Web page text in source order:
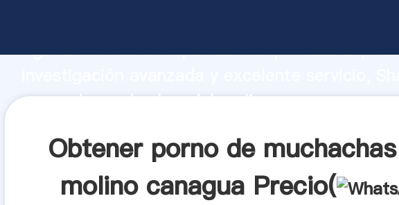
Agarrando fuerte capacidad de producción,
porno de muchachas del molino canagua
Obtener porno de
molino canagua Precio(